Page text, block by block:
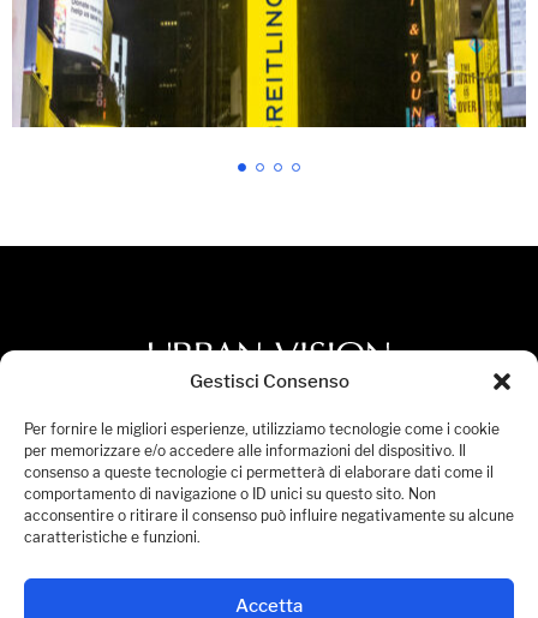
Gestisci Consenso
Per fornire le migliori esperienze, utilizziamo tecnologie come i cookie
per memorizzare e/o accedere alle informazioni del dispositivo. Il
consenso a queste tecnologie ci permetterà di elaborare dati come il
comportamento di navigazione o ID unici su questo sito. Non
acconsentire o ritirare il consenso può influire negativamente su alcune
caratteristiche e funzioni.
Accetta
Privacy Policy
Cookies Policy
Dichiarazione di Accessibilità
Gestisci Consensi
© 2026 Urban Vision S.p.A. All Rights Reserved.